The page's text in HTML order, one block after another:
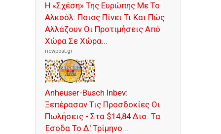
Η «Σχέση» Της Ευρώπης Με Το
Αλκοόλ: Ποιος Πίνει Τι Και Πώς
Αλλάζουν Οι Προτιμήσεις Από
Χώρα Σε Χώρα...
newpost.gr
Anheuser-Busch Inbev:
Ξεπέρασαν Τις Προσδοκίες Οι
Πωλήσεις - Στα $14,84 Δισ. Τα
Έσοδα Το Δ' Τρίμηνο...